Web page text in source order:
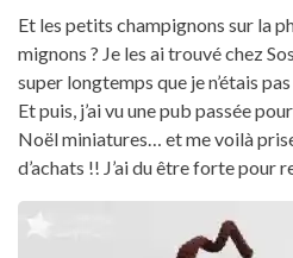
Et les petits champignons sur la
mignons ? Je les ai trouvé chez
super longtemps que je n’étais
Et puis, j’ai vu une pub passée
Noël miniatures… et me voilà
d’achats !! J’ai du être forte pour